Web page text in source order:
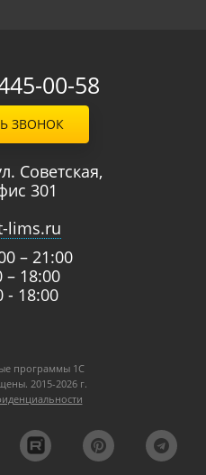
00-58
ЗВОНОК
Советская,
301
lims.ru
– 21:00
– 18:00
- 18:00
программы 1C
2015-2026 г.